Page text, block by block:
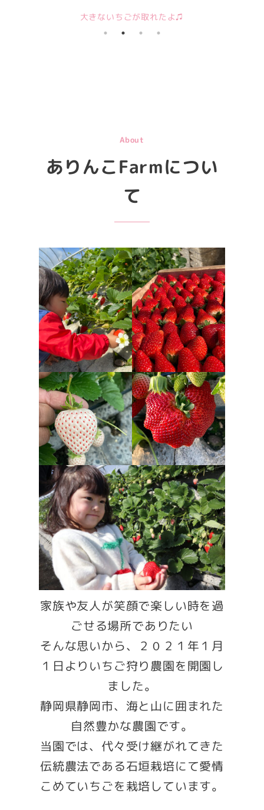
大きないちごが取れたよ♫
About
ありんこFarmについ
て
家族や友人が笑顔で楽しい時を過
ごせる場所でありたい
そんな思いから、２０２１年１月
１日よりいちご狩り農園を開園し
ました。
静岡県静岡市、海と山に囲まれた
自然豊かな農園です。
当園では、代々受け継がれてきた
伝統農法である石垣栽培にて愛情
こめていちごを栽培しています。